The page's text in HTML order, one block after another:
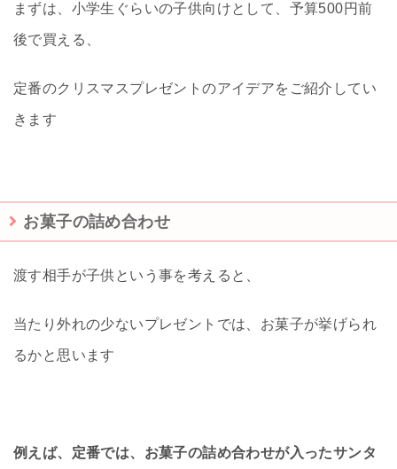
まずは、小学生ぐらいの子供向けとして、予算500円前
後で買える、
定番のクリスマスプレゼントのアイデアをご紹介してい
きます
お菓子の詰め合わせ
渡す相手が子供という事を考えると、
当たり外れの少ないプレゼントでは、お菓子が挙げられ
るかと思います
例えば、定番では、お菓子の詰め合わせが入ったサンタ